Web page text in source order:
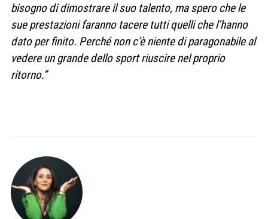
bisogno di dimostrare il suo talento, ma spero che le
sue prestazioni faranno tacere tutti quelli che l’hanno
dato per finito. Perché non c’è niente di paragonabile al
vedere un grande dello sport riuscire nel proprio
ritorno.”